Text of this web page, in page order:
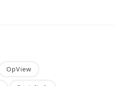
OpView